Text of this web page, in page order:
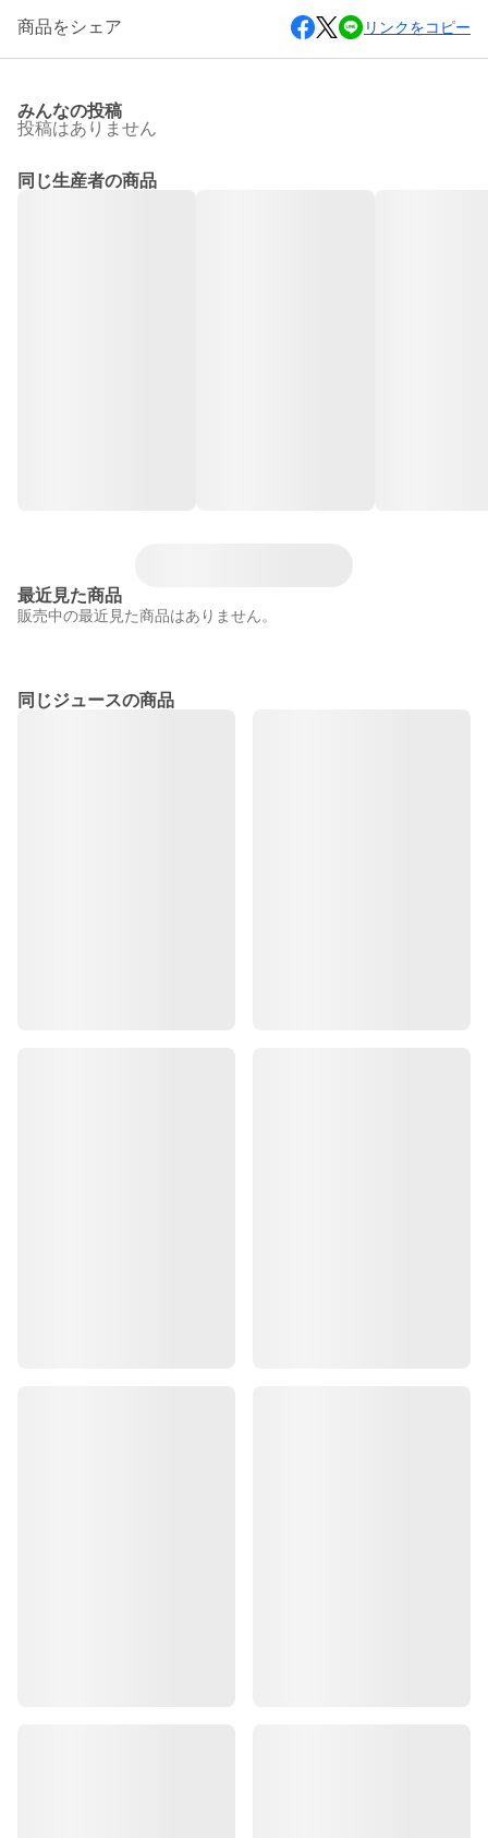
商品をシェア リンクをコピー
みんなの投稿
投稿はありません
同じ生産者の商品
最近見た商品
販売中の最近見た商品はありません。
同じジュースの商品